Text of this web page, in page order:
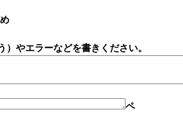
やエラーなどを書きください。
ペ